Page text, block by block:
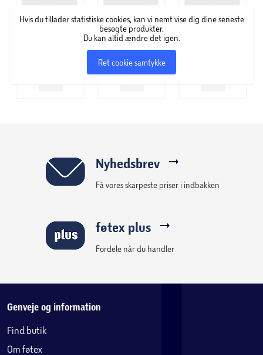
Hvis du tillader statistiske cookies, kan vi nemt vise dig dine seneste
besøgte produkter.
Du kan altid ændre det igen.
Ret cookie samtykke
Nyhedsbrev
Få vores skarpeste priser i indbakken
føtex plus
Fordele når du handler
Genveje og information
Find butik
Om føtex